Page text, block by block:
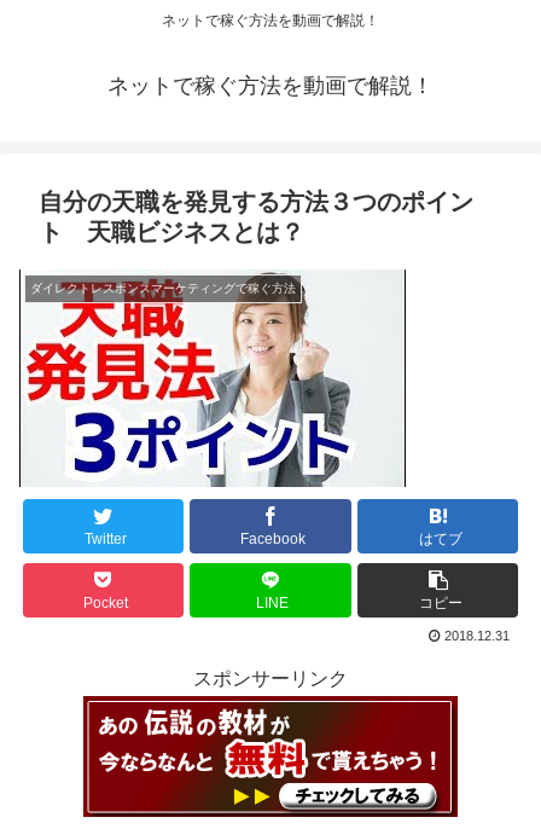
ネットで稼ぐ方法を動画で解説！
ネットで稼ぐ方法を動画で解説！
自分の天職を発見する方法３つのポイン
ト 天職ビジネスとは？
ダイレクトレスポンスマーケティングで稼ぐ方法
Twitter Facebook はてブ
Pocket LINE コピー
2018.12.31
スポンサーリンク